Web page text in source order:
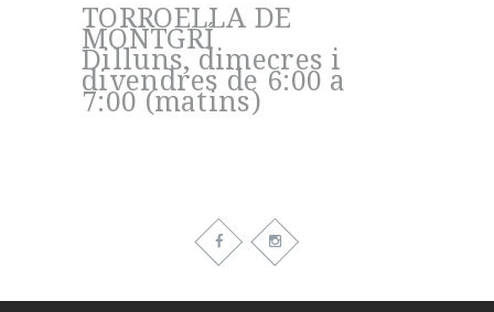
TORROELLA DE
MONTGRÍ
Dilluns, dimecres i
divendres de 6:00 a
7:00 (matins)